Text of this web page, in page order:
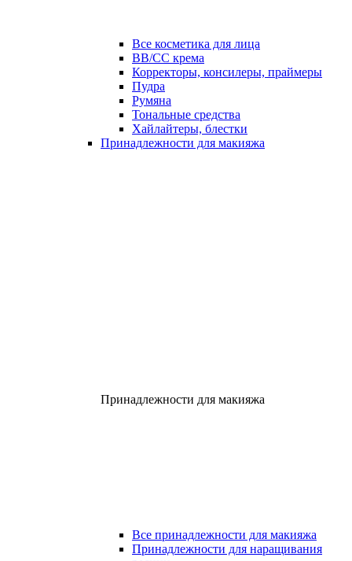
Все косметика для лица
ВВ/СС крема
Корректоры, консилеры, праймеры
Пудра
Румяна
Тональные средства
Хайлайтеры, блестки
Принадлежности для макияжа
Принадлежности для макияжа
Все принадлежности для макияжа
Принадлежности для наращивания